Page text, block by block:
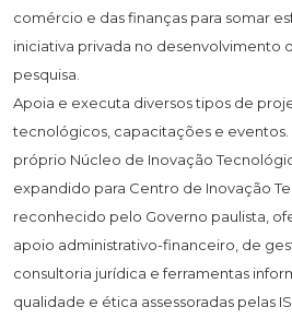
comércio e das finanças para somar
iniciativa privada no desenvolvimento
pesquisa.
Apoia e executa diversos tipos de
tecnológicos, capacitações e
próprio Núcleo de Inovação
expandido para Centro de Inovação
reconhecido pelo Governo paulista,
apoio administrativo-financeiro, de
consultoria jurídica e ferramentas
qualidade e ética assessoradas pelas